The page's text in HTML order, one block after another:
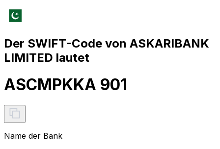
Der SWIFT-Code von ASKARIBANK
LIMITED lautet
ASCMPKKA 901
Name der Bank